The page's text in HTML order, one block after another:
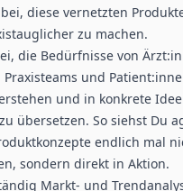
diese vernetzten
zu machen.
die Bedürfnisse von
und
und in konkrete
übersetzen. So siehst Du
endlich mal
sondern direkt in Aktion.
Markt- und